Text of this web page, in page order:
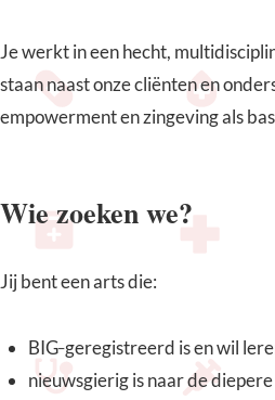
Je werkt in een hecht,
staan naast onze cliënten en
empowerment en zingeving als
Wie zoeken we?
Jij bent een arts die:
BIG‑geregistreerd is en wil
nieuwsgierig is naar de